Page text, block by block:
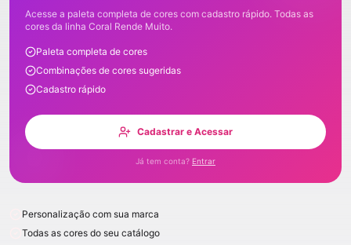
Acesse a paleta completa de cores com cadastro rápido. Todas as
cores da linha Coral Rende Muito.
Paleta completa de cores
Combinações de cores sugeridas
Cadastro rápido
Cadastrar e Acessar
Já tem conta? Entrar
Personalização com sua marca
Todas as cores do seu catálogo